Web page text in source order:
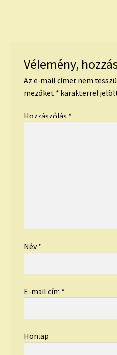
Vélemény,
Az e-mail címet nem
mezőket * karakterrel
Hozzászólás *
Név*
E-mail cím *
Honlap